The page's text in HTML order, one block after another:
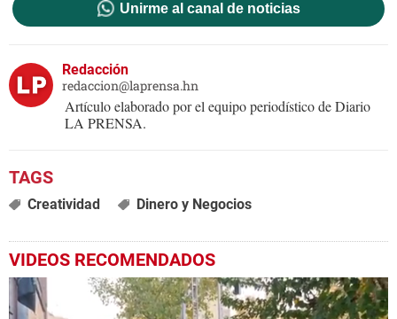
Unirme al canal de noticias
Redacción
redaccion@laprensa.hn
Artículo elaborado por el equipo periodístico de Diario
LA PRENSA.
Creatividad Dinero y Negocios
VIDEOS RECOMENDADOS